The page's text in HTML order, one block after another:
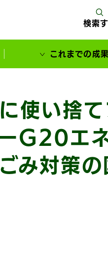
検索
これまでの成
使い捨て
G20エ
み対策